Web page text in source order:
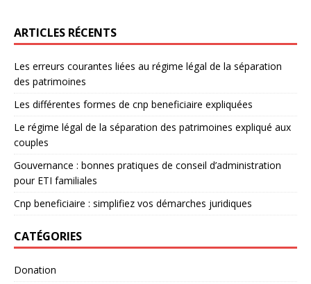
ARTICLES RÉCENTS
Les erreurs courantes liées au régime légal de la séparation
des patrimoines
Les différentes formes de cnp beneficiaire expliquées
Le régime légal de la séparation des patrimoines expliqué aux
couples
Gouvernance : bonnes pratiques de conseil d’administration
pour ETI familiales
Cnp beneficiaire : simplifiez vos démarches juridiques
CATÉGORIES
Donation